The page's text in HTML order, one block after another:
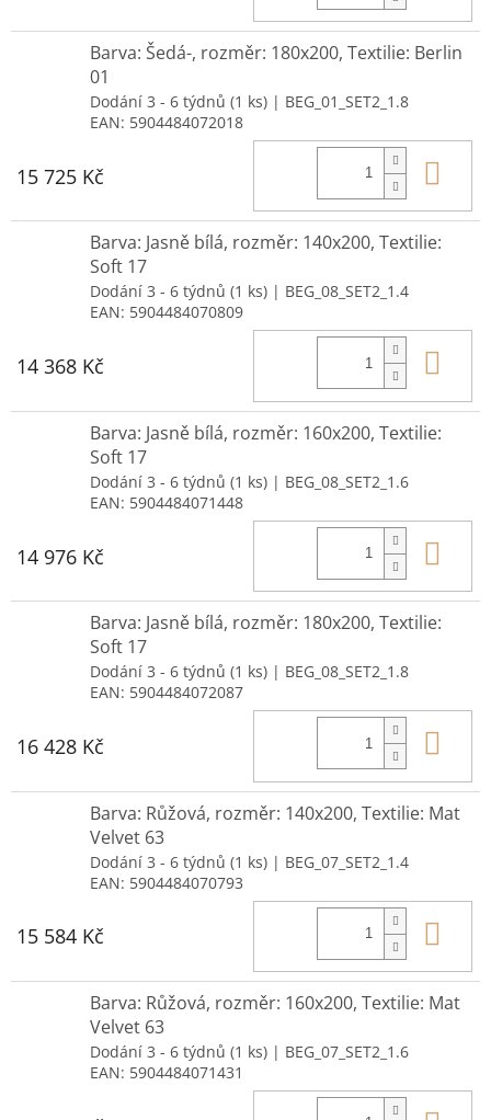
Barva: Šedá-, rozměr: 180x200, Textilie: Berlin
01
Dodání 3 - 6 týdnů (1 ks) | BEG_01_SET2_1.8
EAN: 5904484072018
15 725 Kč
Barva: Jasně bílá, rozměr: 140x200, Textilie:
Soft 17
Dodání 3 - 6 týdnů (1 ks) | BEG_08_SET2_1.4
EAN: 5904484070809
14 368 Kč
Barva: Jasně bílá, rozměr: 160x200, Textilie:
Soft 17
Dodání 3 - 6 týdnů (1 ks) | BEG_08_SET2_1.6
EAN: 5904484071448
14 976 Kč
Barva: Jasně bílá, rozměr: 180x200, Textilie:
Soft 17
Dodání 3 - 6 týdnů (1 ks) | BEG_08_SET2_1.8
EAN: 5904484072087
16 428 Kč
Barva: Růžová, rozměr: 140x200, Textilie: Mat
Velvet 63
Dodání 3 - 6 týdnů (1 ks) | BEG_07_SET2_1.4
EAN: 5904484070793
15 584 Kč
Barva: Růžová, rozměr: 160x200, Textilie: Mat
Velvet 63
Dodání 3 - 6 týdnů (1 ks) | BEG_07_SET2_1.6
EAN: 5904484071431